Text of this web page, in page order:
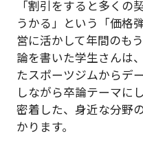
「割引をすると多くの
うかる」という「価格
営に活かして年間のも
論を書いた学生さんは
たスポーツジムからデ
しながら卒論テーマに
密着した、身近な分野
かります。